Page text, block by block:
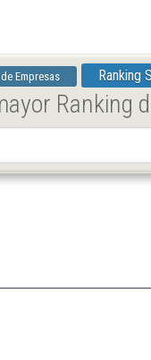
Empresas Ranking
Ranking